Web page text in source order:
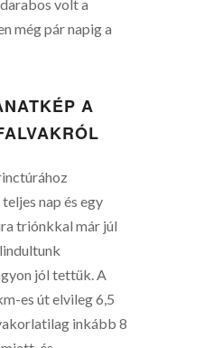
volt a
még pár napig a
A
nap és egy
triónkkal már júl
jól tettük. A
es út elvileg 6,5
inkább 8